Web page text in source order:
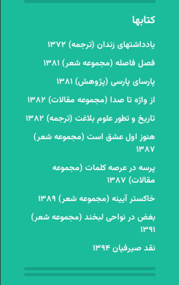
کتابها
یادداشتهای زندان (ترجمه) ۱۳۷۲
فصل فاصله (مجموعه شعر) ۱۳۸۱
پارسای پارسی (پژوهش) ۱۳۸۱
از واژه تا صدا (مجموعه مقالات) ۱۳۸۲
تاریخ و تطور علوم بلاغت (ترجمه) ۱۳۸۲
هنوز اول عشق است (مجموعه شعر)
۱۳۸۷
پرسه در عرصه کلمات (مجموعه
مقالات) ۱۳۸۷
خاکستر آیینه (مجموعه شعر) ۱۳۸۹
بغض در نواحی لبخند (مجموعه شعر)
۱۳۹۱
نقد صیرفیان ۱۳۹۴